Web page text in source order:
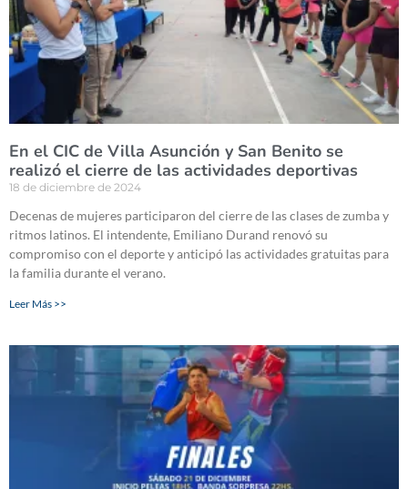
En el CIC de Villa Asunción y San Benito se
realizó el cierre de las actividades deportivas
18 de diciembre de 2024
Decenas de mujeres participaron del cierre de las clases de zumba y
ritmos latinos. El intendente, Emiliano Durand renovó su
compromiso con el deporte y anticipó las actividades gratuitas para
la familia durante el verano.
Leer Más >>